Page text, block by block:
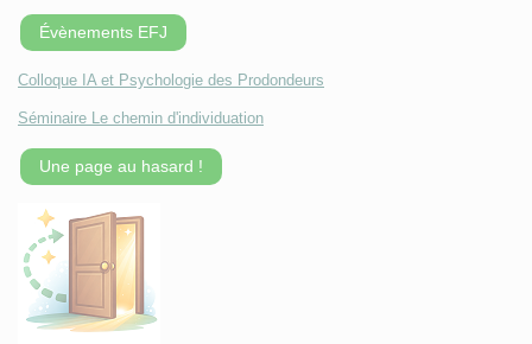
Évènements EFJ
Colloque IA et Psychologie des Prodondeurs
Séminaire Le chemin d'individuation
Une page au hasard !